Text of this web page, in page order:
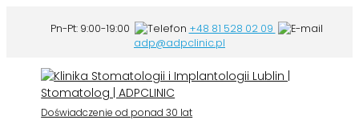
Pn-Pt: 9:00-19:00
+48 81 528 02 09
adp@adpclinic.pl
Doświadczenie od ponad 30 lat